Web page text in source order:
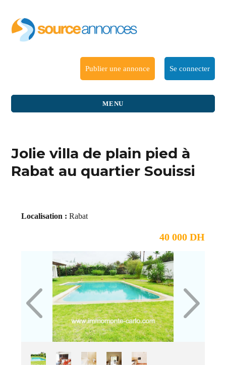
Publier une annonce Se connecter
MENU
Jolie villa de plain pied à
Rabat au quartier Souissi
Localisation : Rabat
40 000 DH